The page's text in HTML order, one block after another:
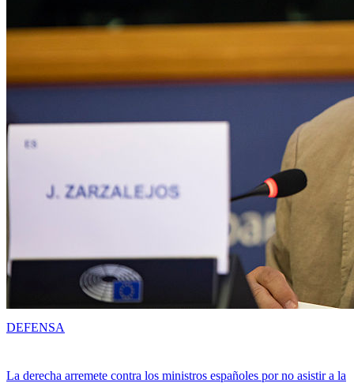
La derecha arremete contra los ministros españoles por no asistir a la
DEFENSA